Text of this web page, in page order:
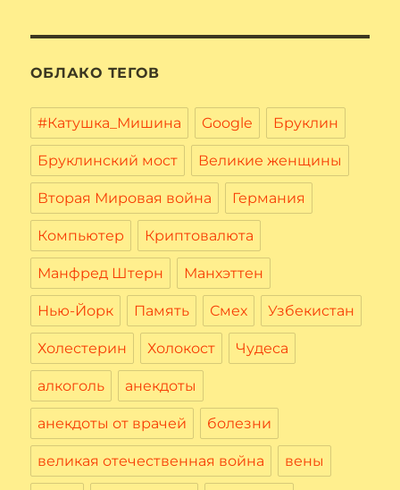
ОБЛАКО ТЕГОВ
#Катушка_Мишина Google Бруклин
Бруклинский мост Великие женщины
Вторая Мировая война Германия
Компьютер Криптовалюта
Манфред Штерн Манхэттен
Нью-Йорк Память Смех Узбекистан
Холестерин Холокост Чудеса
алкоголь анекдоты
анекдоты от врачей болезни
великая отечественная война вены